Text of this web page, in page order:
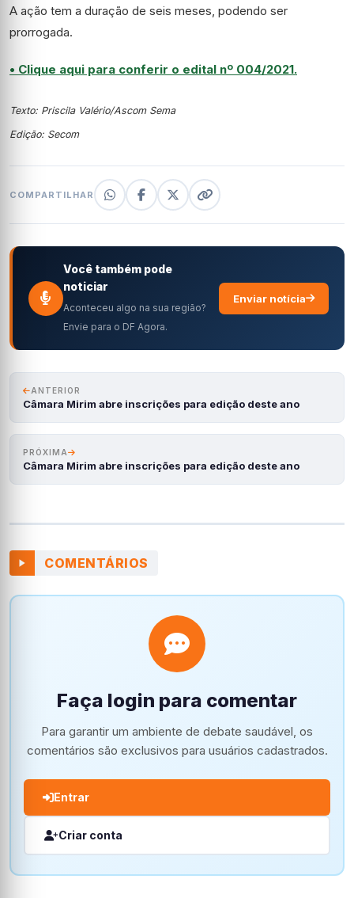
A ação tem a duração de seis meses, podendo ser
prorrogada.
• Clique aqui para conferir o edital nº 004/2021.
Texto: Priscila Valério/Ascom Sema
Edição: Secom
COMPARTILHAR
Você também pode
noticiar
Aconteceu algo na sua região?
Envie para o DF Agora.
Enviar notícia
ANTERIOR
Câmara Mirim abre inscrições para edição deste ano
PRÓXIMA
Câmara Mirim abre inscrições para edição deste ano
COMENTÁRIOS
Faça login para comentar
Para garantir um ambiente de debate saudável, os
comentários são exclusivos para usuários cadastrados.
Entrar
Criar conta